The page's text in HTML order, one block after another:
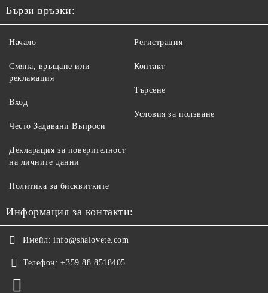
Бързи връзки:
Начало
Смяна, връщане или
рекламация
Вход
Често Задавани Въпроси
Регистрация
Контакт
Търсене
Условия за ползване
Декларация за поверителност
на личните данни
Политика за бисквитките
Информация за контакти:
Имейл: info@shalovete.com
Телефон: +359 88 8518405